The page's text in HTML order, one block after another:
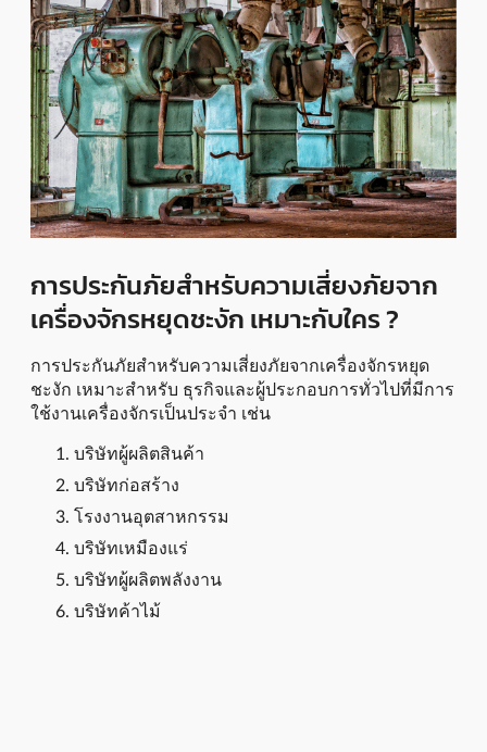
การประกันภัยสำหรับความเสี่ยงภัยจาก
เครื่องจักรหยุดชะงัก เหมาะกับใคร ?
การประกันภัยสำหรับความเสี่ยงภัยจากเครื่องจักรหยุด
ชะงัก เหมาะสำหรับ ธุรกิจและผู้ประกอบการทั่วไปที่มีการ
ใช้งานเครื่องจักรเป็นประจำ เช่น
บริษัทผู้ผลิตสินค้า
บริษัทก่อสร้าง
โรงงานอุตสาหกรรม
บริษัทเหมืองแร่
บริษัทผู้ผลิตพลังงาน
บริษัทค้าไม้